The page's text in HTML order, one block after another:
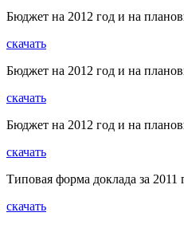
Бюджет на 2012 год и на
скачать
Бюджет на 2012 год и на
скачать
Бюджет на 2012 год и на
скачать
Типовая форма доклада за
скачать